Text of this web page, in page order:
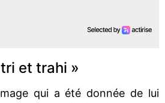
et trahi »
qui a été donnée de lui